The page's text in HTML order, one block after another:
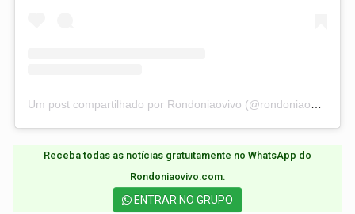
Receba todas as notícias gratuitamente no WhatsApp do
Rondoniaovivo.com.​
ENTRAR NO GRUPO